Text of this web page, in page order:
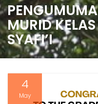
MURID
SYAFI’I
4
May